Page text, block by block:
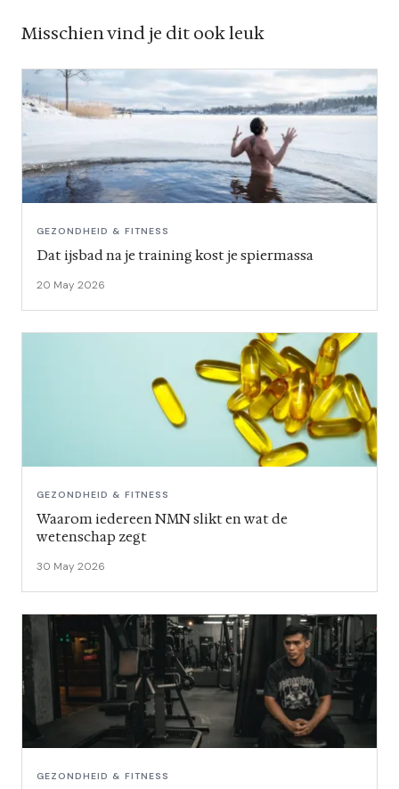
Misschien vind je dit ook leuk
GEZONDHEID & FITNESS
Dat ijsbad na je training kost je spiermassa
20 May 2026
GEZONDHEID & FITNESS
Waarom iedereen NMN slikt en wat de
wetenschap zegt
30 May 2026
GEZONDHEID & FITNESS